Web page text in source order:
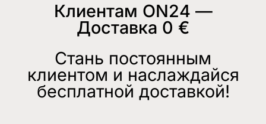
Клиентам ON24 —
Доставка 0 €
Стань постоянным
клиентом и наслаждайся
бесплатной доставкой!